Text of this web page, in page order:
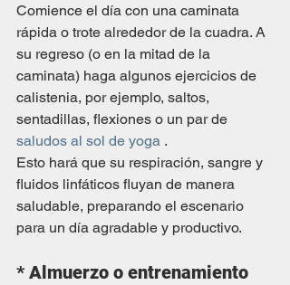
Comience el día con una caminata
rápida o trote alrededor de la cuadra. A
su regreso (o en la mitad de la
caminata) haga algunos ejercicios de
calistenia, por ejemplo, saltos,
sentadillas, flexiones o un par de
saludos al sol de yoga .
Esto hará que su respiración, sangre y
fluidos linfáticos fluyan de manera
saludable, preparando el escenario
para un día agradable y productivo.
* Almuerzo o entrenamiento